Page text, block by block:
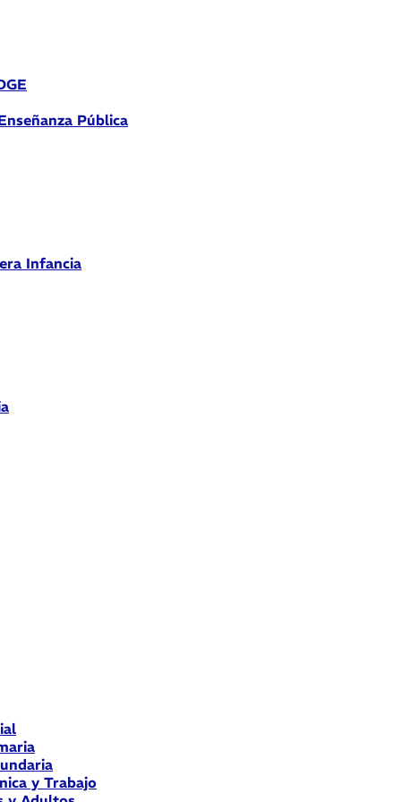
Pública
Infancia
y Trabajo